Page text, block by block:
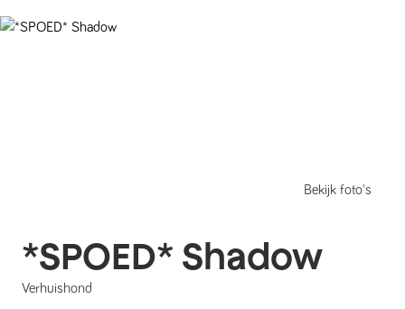
Bekijk foto's
*SPOED* Shadow
Verhuishond